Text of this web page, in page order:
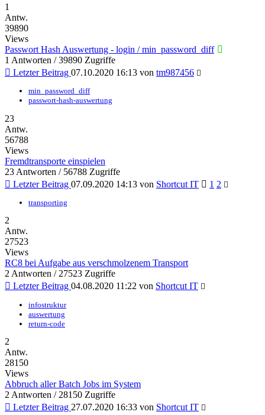
1
Antw.
39890
Views
Passwort Hash Auswertung - login / min_password_diff
1 Antworten / 39890 Zugriffe
Letzter Beitrag 07.10.2020 16:13 von tm987456
min_password_diff
passwort-hash-auswertung
23
Antw.
56788
Views
Fremdtransporte einspielen
23 Antworten / 56788 Zugriffe
Letzter Beitrag 07.09.2020 14:13 von Shortcut IT 1 2
transporting
2
Antw.
27523
Views
RC8 bei Aufgabe aus verschmolzenem Transport
2 Antworten / 27523 Zugriffe
Letzter Beitrag 04.08.2020 11:22 von Shortcut IT
infostruktur
auswertung
return-code
2
Antw.
28150
Views
Abbruch aller Batch Jobs im System
2 Antworten / 28150 Zugriffe
Letzter Beitrag 27.07.2020 16:33 von Shortcut IT